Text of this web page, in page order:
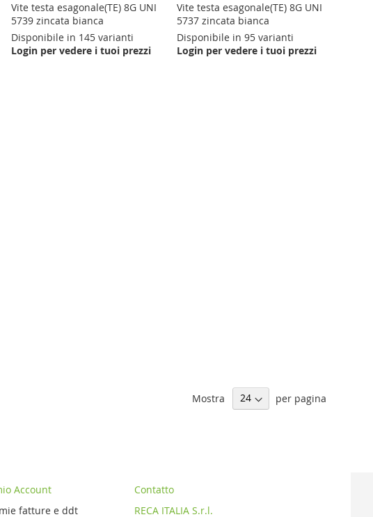
Vite testa esagonale(TE) 8G UNI
5739 zincata bianca
Disponibile in 145 varianti
Login per vedere i tuoi prezzi
Vite testa esagonale(TE) 8G UNI
5737 zincata bianca
Disponibile in 95 varianti
Login per vedere i tuoi prezzi
Mostra per pagina
Account
fatture e ddt
Contatto
RECA ITALIA S.r.l.